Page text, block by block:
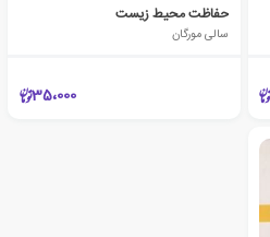
حفاظت محیط زیست
سالی مورگان
35،000